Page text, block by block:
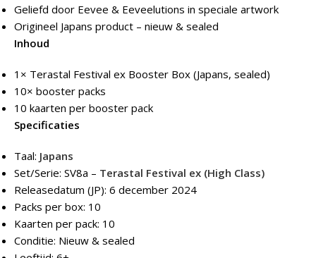
Geliefd door Eevee & Eeveelutions in speciale artwork
Origineel Japans product – nieuw & sealed
Inhoud
1× Terastal Festival ex Booster Box (Japans, sealed)
10× booster packs
10 kaarten per booster pack
Specificaties
Taal: Japans
Set/Serie: SV8a – Terastal Festival ex (High Class)
Releasedatum (JP): 6 december 2024
Packs per box: 10
Kaarten per pack: 10
Conditie: Nieuw & sealed